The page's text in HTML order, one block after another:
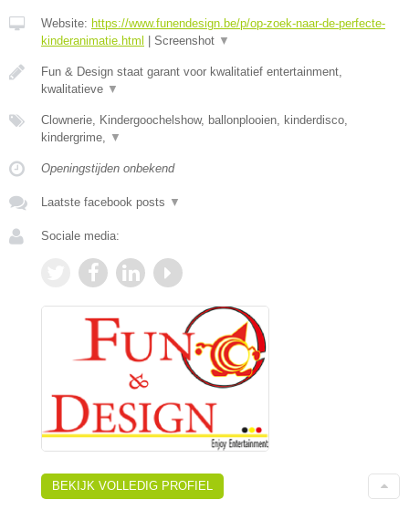
Website: https://www.funendesign.be/p/op-zoek-naar-de-perfecte-
kinderanimatie.html | Screenshot ▼
Fun & Design staat garant voor kwalitatief entertainment,
kwalitatieve ▼
Clownerie, Kindergoochelshow, ballonplooien, kinderdisco,
kindergrime,
▼
Openingstijden onbekend
Laatste facebook posts ▼
Sociale media:
BEKIJK VOLLEDIG PROFIEL